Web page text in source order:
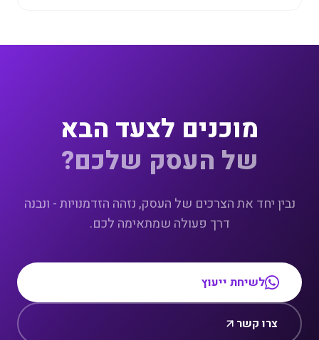
מוכנים לצעד הבא
של העסק שלכם?
נבין יחד את הצרכים של העסק, נזהה הזדמנויות - ונבנה
דרך פעולה שמתאימה לכם.
לשיחת ייעוץ
צרו קשר